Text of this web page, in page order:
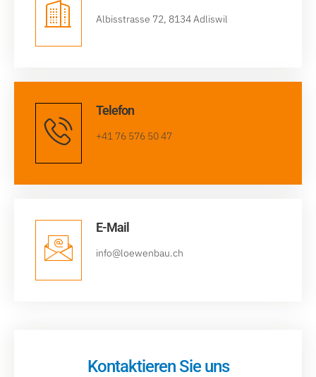
Albisstrasse 72, 8134 Adliswil
Telefon
+41 76 576 50 47
E-Mail
info@loewenbau.ch
Kontaktieren Sie uns